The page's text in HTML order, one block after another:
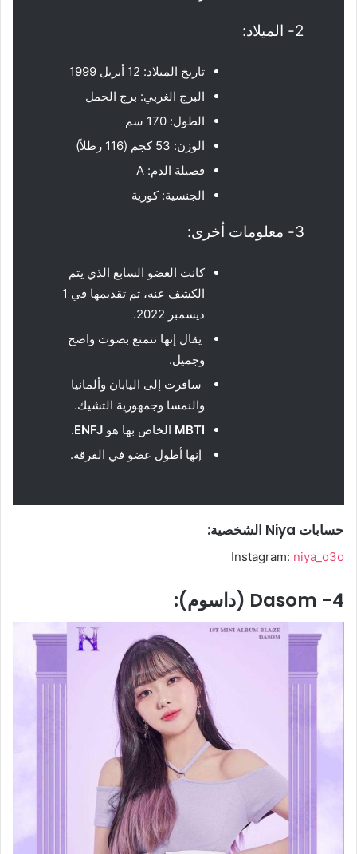
2- الميلاد:
تاريخ الميلاد: 12 أبريل 1999
البرج الغربي: برج الحمل
الطول: 170 سم
الوزن: 53 كجم (116 رطلاً)
فصيلة الدم: A
الجنسية: كورية
3- معلومات أخرى:
كانت العضو السابع الذي يتم
الكشف عنه، تم تقديمها في 1
ديسمبر 2022.
يقال إنها تتمتع بصوت واضح
وجميل.
سافرت إلى اليابان وألمانيا
والنمسا وجمهورية التشيك.
MBTI الخاص بها هو ENFJ
.
إنها أطول عضو في الفرقة.
حسابات Niya الشخصية:
Instagram: niya_o3o
4- Dasom (داسوم):